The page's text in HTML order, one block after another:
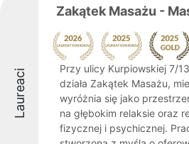
Laureaci
Zakątek Masażu -
Przy ulicy Kurpiowskiej 7/
działa Zakątek Masażu,
wyróżnia się jako
na głębokim relaksie oraz
fizycznej i psychicznej.